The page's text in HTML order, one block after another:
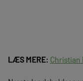
LÆS MERE: Christian